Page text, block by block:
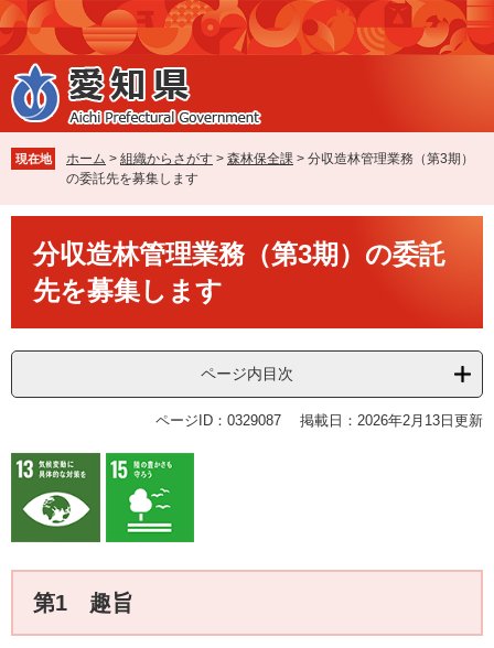
ペ
ー
ジ
の
先
で
す
メ
ニ
ュ
ー
を
ば
し
本
現在地 ホーム > 組織からさがす > 森林保全課 > 分収造林管理業務（第3期）
の委託先を募集します
分収造林管理業務（第3期）の委託
先を募集します
ページ内目次
ページID：0329087 掲載日：2026年2月13日更新
第1 趣旨